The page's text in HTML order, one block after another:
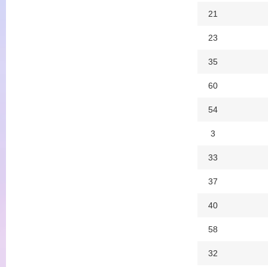
21
23
35
60
54
3
33
37
40
58
32